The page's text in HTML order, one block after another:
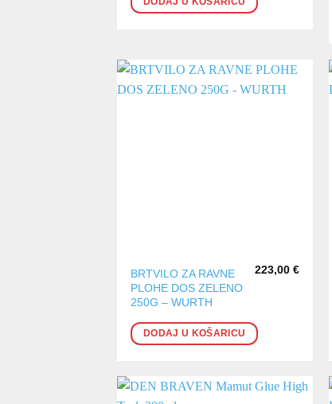
BRTVILO ZA RAVNE
PLOHE DOS ZELENO
250G – WURTH
223,00€
DODAJ U KOŠARICU